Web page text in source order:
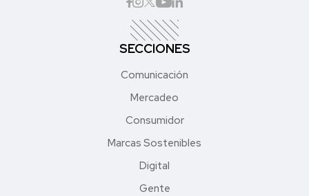
SECCIONES
Comunicación
Mercadeo
Consumidor
Marcas Sostenibles
Digital
Gente